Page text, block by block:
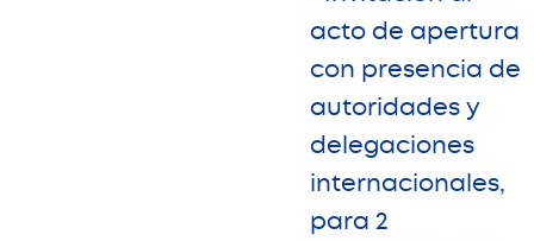
acto de apertura
con presencia de
autoridades y
delegaciones
internacionales,
para 2